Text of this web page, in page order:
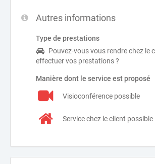
Autres informations
Type de prestations
Pouvez-vous vous rendre chez le
effectuer vos prestations ?
Manière dont le service est proposé
Visioconférence possible
Service chez le client possible